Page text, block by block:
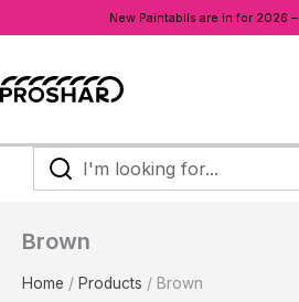
New Paintablls are in for 2026 –
to
content
I'm
looking
Brown
Home Products Brown